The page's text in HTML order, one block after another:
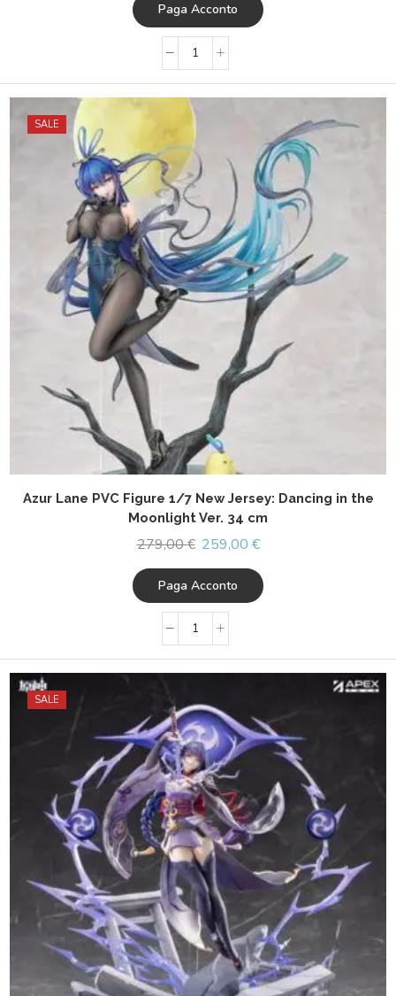
Paga Acconto
SALE
Azur Lane PVC Figure 1/7 New Jersey: Dancing in the
Moonlight Ver. 34 cm
279,00€ 259,00 €
Paga Acconto
SALE